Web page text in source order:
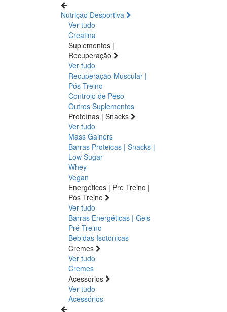
Nutrição Desportiva
Ver tudo
Creatina
Suplementos |
Recuperação
Ver tudo
Recuperação Muscular |
Pós Treino
Controlo de Peso
Outros Suplementos
Proteínas | Snacks
Ver tudo
Mass Gainers
Barras Proteicas | Snacks |
Low Sugar
Whey
Vegan
Energéticos | Pre Treino |
Pós Treino
Ver tudo
Barras Energéticas | Geis
Pré Treino
Bebidas Isotonicas
Cremes
Ver tudo
Cremes
Acessórios
Ver tudo
Acessórios